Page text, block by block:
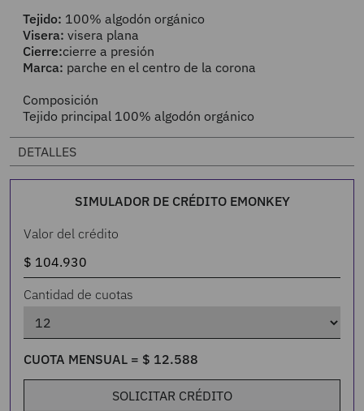
Tejido: 100% algodón orgánico
Visera: visera plana
Cierre:cierre a presión
Marca: parche en el centro de la corona
Composición
Tejido principal 100% algodón orgánico
DETALLES
SIMULADOR DE CRÉDITO EMONKEY
Valor del crédito
Cantidad de cuotas
CUOTA MENSUAL = $ 12.588
SOLICITAR CRÉDITO